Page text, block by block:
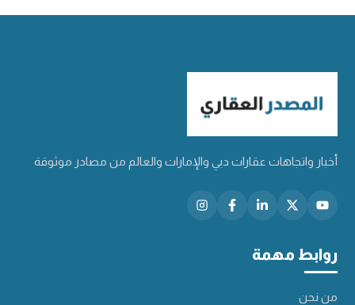
أخبار واتجاهات عقارات دبي والإمارات والعالم من مصادر موثوقة
روابط مهمة
من نحن